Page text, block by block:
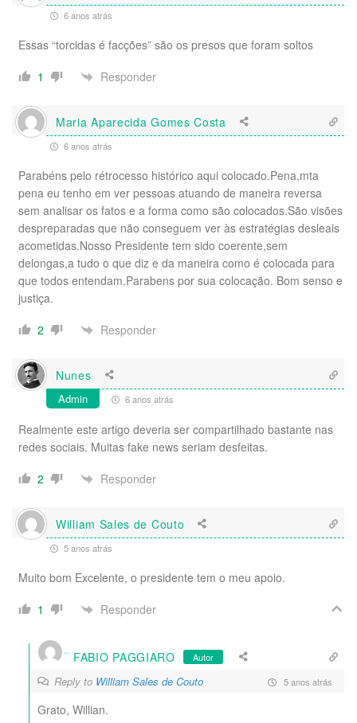
6 anos atrás
Essas “torcidas é facções” são os presos que foram soltos
1
Responder
Maria Aparecida Gomes Costa
6 anos atrás
Parabéns pelo rétrocesso histórico aqui colocado.Pena,mta
pena eu tenho em ver pessoas atuando de maneira reversa
sem analisar os fatos e a forma como são colocados.São visões
despreparadas que não conseguem ver às estratégias desleais
acometidas.Nosso Presidente tem sido coerente,sem
delongas,a tudo o que diz e da maneira como é colocada para
que todos entendam.Parabens por sua colocação. Bom senso e
justiça.
2
Responder
Nunes
Admin 6 anos atrás
Realmente este artigo deveria ser compartilhado bastante nas
redes sociais. Muitas fake news seriam desfeitas.
2
Responder
William Sales de Couto
5 anos atrás
Muito bom Excelente, o presidente tem o meu apoio.
1
Responder
FABIO PAGGIARO Autor
Reply to William Sales de Couto 5 anos atrás
Grato, Willian.